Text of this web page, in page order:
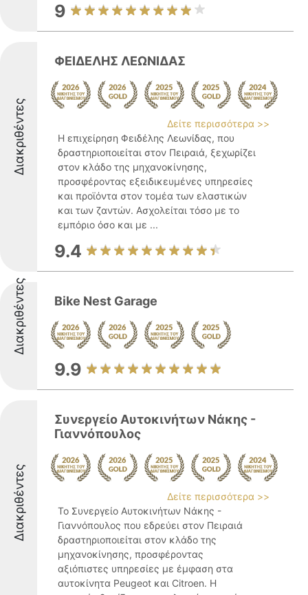
9
Διακριθέντες
ΦΕΙΔΕΛΗΣ ΛΕΩΝΙΔΑΣ
Δείτε περισσότερα >>
Η επιχείρηση Φειδέλης Λεωνίδας, που
δραστηριοποιείται στον Πειραιά, ξεχωρίζει
στον κλάδο της μηχανοκίνησης,
προσφέροντας εξειδικευμένες υπηρεσίες
και προϊόντα στον τομέα των ελαστικών
και των ζαντών. Ασχολείται τόσο με το
εμπόριο όσο και με ...
9.4
Διακριθέντες Bike Nest Garage
9.9
Διακριθέντες
Συνεργείο Αυτοκινήτων Νάκης -
Γιαννόπουλος
Δείτε περισσότερα >>
Το Συνεργείο Αυτοκινήτων Νάκης -
Γιαννόπουλος που εδρεύει στον Πειραιά
δραστηριοποιείται στον κλάδο της
μηχανοκίνησης, προσφέροντας
αξιόπιστες υπηρεσίες με έμφαση στα
αυτοκίνητα Peugeot και Citroen. Η